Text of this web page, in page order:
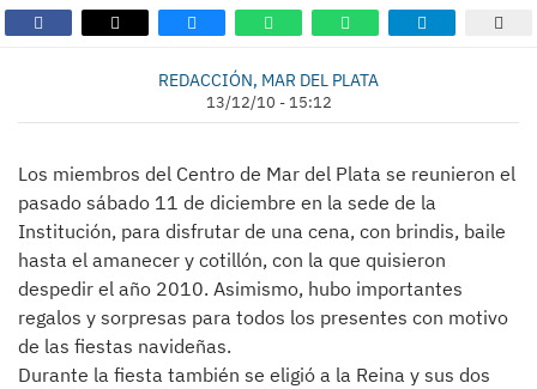
REDACCIÓN, MAR DEL PLATA
13/12/10 - 15:12
Los miembros del Centro de Mar del Plata se reunieron el
pasado sábado 11 de diciembre en la sede de la
Institución, para disfrutar de una cena, con brindis, baile
hasta el amanecer y cotillón, con la que quisieron
despedir el año 2010. Asimismo, hubo importantes
regalos y sorpresas para todos los presentes con motivo
de las fiestas navideñas.
Durante la fiesta también se eligió a la Reina y sus dos